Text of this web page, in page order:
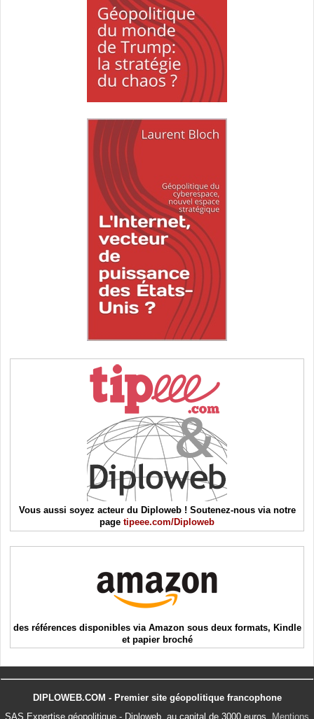
Vous aussi soyez acteur du Diploweb ! Soutenez-nous via notre
page tipeee.com/Diploweb
des références disponibles via Amazon sous deux formats, Kindle
et papier broché
DIPLOWEB.COM - Premier site géopolitique francophone
SAS Expertise géopolitique - Diploweb, au capital de 3000 euros.
Mentions